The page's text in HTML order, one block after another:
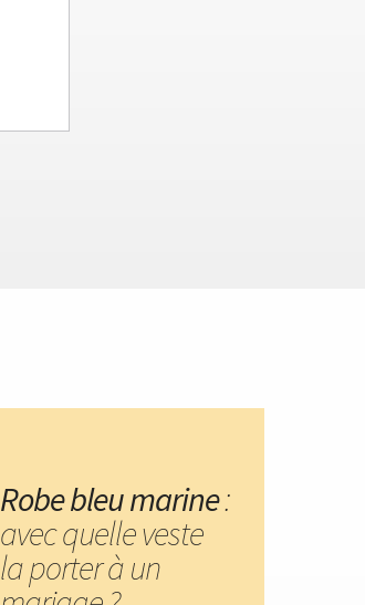
Robe bleu marine:
avec quelle veste
la porter à un